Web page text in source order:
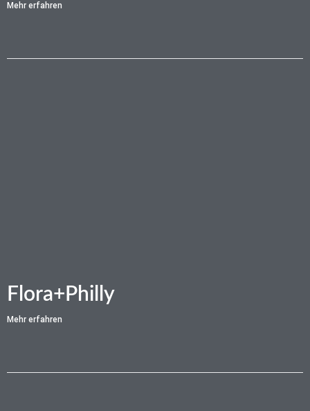
Mehr erfahren
Flora+Philly
Mehr erfahren